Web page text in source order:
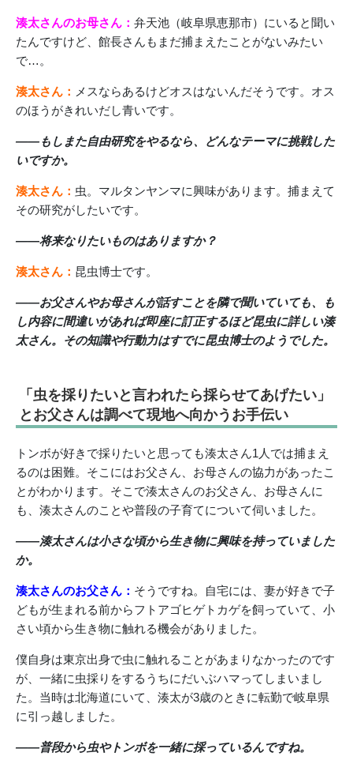
湊太さんのお母さん： 弁天池（岐阜県恵那市）にいると聞い
たんですけど、館長さんもまだ捕まえたことがないみたい
で…。
湊太さん： メスならあるけどオスはないんだそうです。オス
のほうがきれいだし青いです。
――もしまた自由研究をやるなら、どんなテーマに挑戦した
いですか。
湊太さん： 虫。マルタンヤンマに興味があります。捕まえて
その研究がしたいです。
――将来なりたいものはありますか？
湊太さん： 昆虫博士です。
――お父さんやお母さんが話すことを隣で聞いていても、も
し内容に間違いがあれば即座に訂正するほど昆虫に詳しい湊
太さん。その知識や行動力はすでに昆虫博士のようでした。
「虫を採りたいと言われたら採らせてあげたい」
とお父さんは調べて現地へ向かうお手伝い
トンボが好きで採りたいと思っても湊太さん1人では捕まえ
るのは困難。そこにはお父さん、お母さんの協力があったこ
とがわかります。そこで湊太さんのお父さん、お母さんに
も、湊太さんのことや普段の子育てについて伺いました。
――湊太さんは小さな頃から生き物に興味を持っていました
か。
湊太さんのお父さん： そうですね。自宅には、妻が好きで子
どもが生まれる前からフトアゴヒゲトカゲを飼っていて、小
さい頃から生き物に触れる機会がありました。
僕自身は東京出身で虫に触れることがあまりなかったのです
が、一緒に虫採りをするうちにだいぶハマってしまいまし
た。当時は北海道にいて、湊太が3歳のときに転勤で岐阜県
に引っ越しました。
――普段から虫やトンボを一緒に採っているんですね。